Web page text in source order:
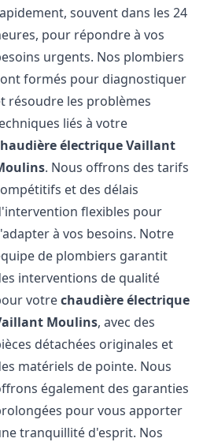
souvent dans les 24
pour répondre à vos
urgents. Nos plombiers
formés pour diagnostiquer
résoudre les problèmes
liés à votre
électrique Vaillant
. Nous offrons des tarifs
et des délais
flexibles pour
à vos besoins. Notre
de plombiers garantit
interventions de qualité
votrechaudière électrique
Moulins, avec des
détachées originales et
matériels de pointe. Nous
également des garanties
pour vous apporter
tranquillité d'esprit. Nos